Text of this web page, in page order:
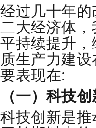
经过几十年
二大经济体
平持续提升
质生产力建
要表现在:
（一）科技
科技创新是